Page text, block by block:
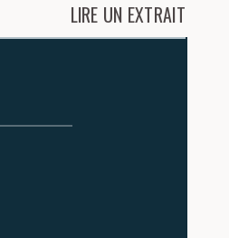
LIRE UN EXTRAIT